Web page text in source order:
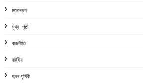
মনোৰঞ্জন
মুখ্য-পৃষ্ঠা
ৰাজনীতি
ৰাষ্ট্ৰীয়
শব্দৰ পৃথিবী